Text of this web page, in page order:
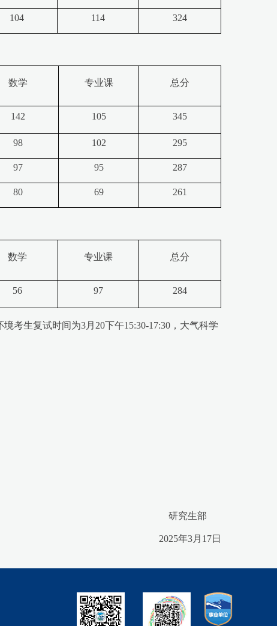
104 114 324
数学 专业课 总分
142 105 345
98 102 295
97 95 287
80 69 261
数学 专业课 总分
56 97 284
考生复试时间为3月20下午15:30-17:30，大气科学
研究生部
2025年3月17日